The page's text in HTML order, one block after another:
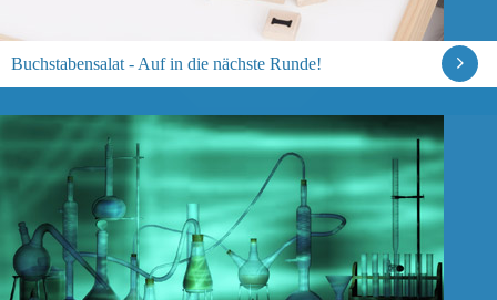
Buchstabensalat - Auf in die nächste Runde!